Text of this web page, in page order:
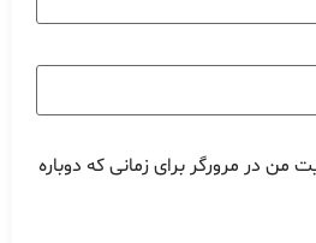
من در مرورگر برای زمانی که دوباره